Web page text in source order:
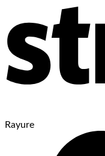
Rayure